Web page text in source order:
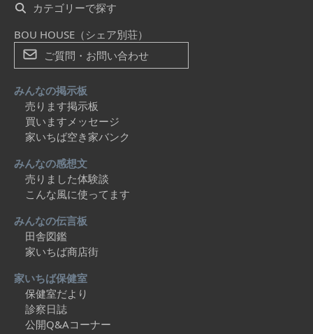
カテゴリーで探す
BOU HOUSE（シェア別荘）
ご質問・お問い合わせ
みんなの掲示板
売ります掲示板
買いますメッセージ
家いちば空き家バンク
みんなの感想文
売りました体験談
こんな風に使ってます
みんなの伝言板
田舎図鑑
家いちば商店街
家いちば保健室
保健室だより
診察日誌
公開Q&Aコーナー